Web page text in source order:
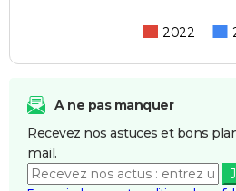
2022
A ne pas manquer
Recevez nos astuces et bons
mail.